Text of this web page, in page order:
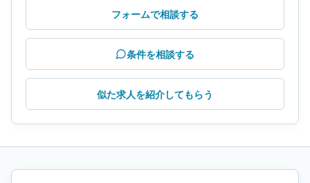
フォームで相談する
条件を相談する
似た求人を紹介してもらう